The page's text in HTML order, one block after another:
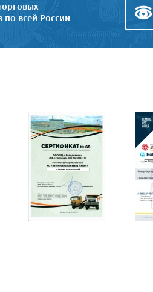
по всей России